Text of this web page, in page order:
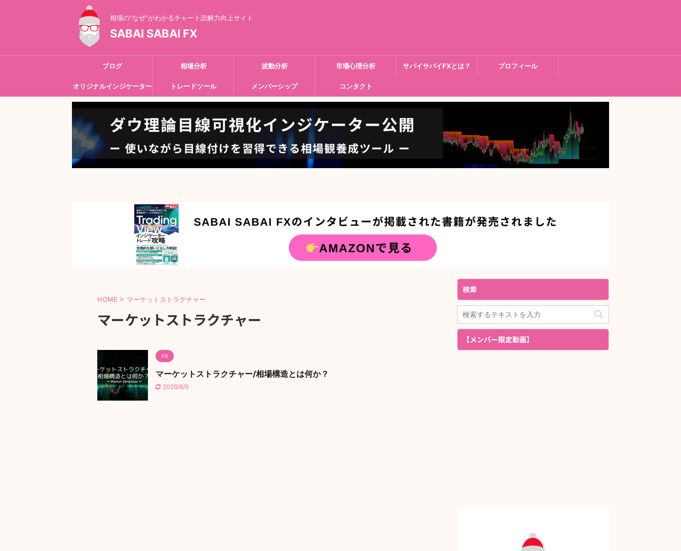
相場の"なぜ"がわかるチャート読解力向上サイト
SABAI SABAI FX
ブログ 相場分析 波動分析 市場心理分析 サバイサバイFXとは？ プロフィール
オリジナルインジケーター トレードツール メンバーシップ コンタクト
HOME > マーケットストラクチャー
マーケットストラクチャー
FX
マーケットストラクチャー/相場構造とは何か？
2026/8/5
検索
【メンバー限定動画】